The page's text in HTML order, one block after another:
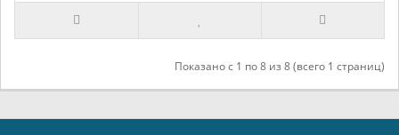
Показано с 1 по 8 из 8 (всего 1 страниц)